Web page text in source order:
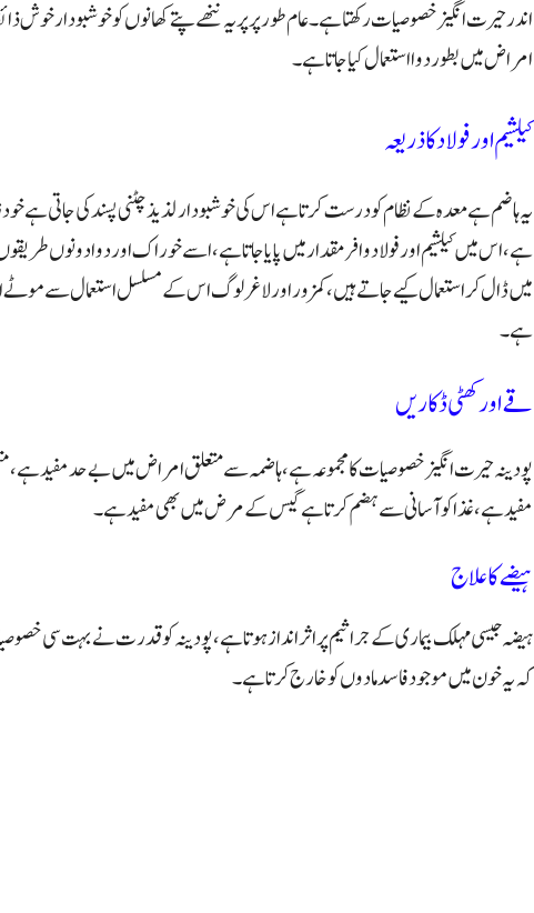
اندر حیرت انگیز خصوصیات رکھتا ہے۔عام طور پر پر یہ ننھے پتے کھانوں کو خوشبودار
امراض میں بطور دوا استعمال کیا جاتا ہے۔
کیلشیم اور فولاد کا ذریعہ
یہ ہاضم ہے معدہ کے نظام کو درست کرتا ہے اس کی خوشبودار لذیذ چٹنی پسند کی جاتی ہے
ہے،اس میں کیلشیم اور فولاد وافر مقدار میں پایا جاتا ہے، اسے خوراک اور دوا دونوں
میں ڈال کر استعمال کیے جاتے ہیں،کمزور اور لاغر لوگ اس کے مسلسل استعمال سے موٹے
ہے۔
قے اور کھٹی ڈکاریں
پودینہ حیرت انگیز خصوصیات کا مجموعہ ہے، ہاضمہ سے متعلق امراض میں بے حد مفید
مفید ہے، غذا کو آسانی سے ہضم کرتا ہے گیس کے مرض میں بھی مفید ہے۔
ہیضے کاعلاج
ہیضہ جیسی مہلک بیماری کے جراثیم پر اثر انداز ہوتا ہے، پودینہ کو قدرت نے بہت سی
کہ یہ خون میں موجود فاسد مادوں کو خارج کرتا ہے۔